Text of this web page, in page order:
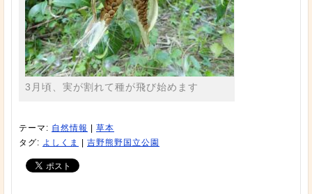
3月頃、実が割れて種が飛び始めます
テーマ: 自然情報
草本
タグ: よしくま 吉野熊野国立公園